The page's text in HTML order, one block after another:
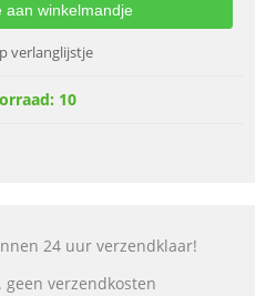
aan winkelmandje
verlanglijstje
10
24 uur verzendklaar!
geen verzendkosten